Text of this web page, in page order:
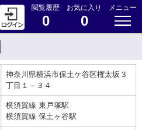
閲覧履歴
0
お気に入り
0
メニュー
神奈川県横浜市保土ケ谷区権太坂３
丁目１－３４
横須賀線 東戸塚駅
横須賀線 保土ヶ谷駅